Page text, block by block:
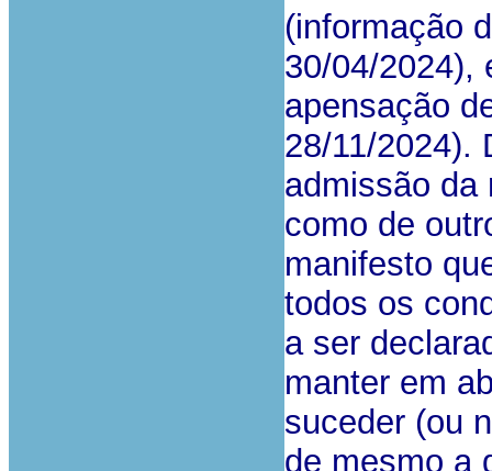
(informação
30/04/2024),
apensação
28/11/2024).
admissão da
como de
manifesto
todos os
a ser
manter em
suceder (ou
de mesmo a